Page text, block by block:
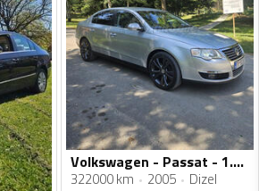
Volkswagen - Passat - 1.9 TDI BKC
322000 km 2005 Dizel